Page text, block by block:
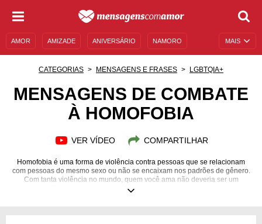
MAIS
AMOR AMIZADE ANIVERSÁRIO NAMORO
MENSAGENS E FRASES MENSAGENS DE ANIVERSÁRIO
CATEGORIAS MENSAGENS E FRASES LGBTQIA+
MENSAGENS DE COMBATE
À HOMOFOBIA
VER VÍDEO COMPARTILHAR
Homofobia é uma forma de violência contra pessoas que se relacionam
com pessoas do mesmo sexo ou não se encaixam nos padrões de gênero.
Com tanta violência no mundo, quem você ama não deveria ser um
problema. Expresse com uma mensagem seu combate ao preconceito.